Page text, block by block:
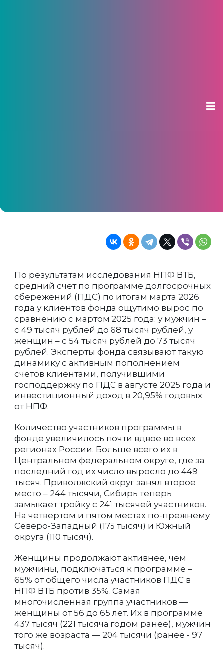
По результатам исследования НПФ ВТБ,
средний счет по программе долгосрочных
сбережений (ПДС) по итогам марта 2026
года у клиентов фонда ощутимо вырос по
сравнению с мартом 2025 года: у мужчин –
с 49 тысяч рублей до 68 тысяч рублей, у
женщин – с 54 тысяч рублей до 73 тысяч
рублей. Эксперты фонда связывают такую
динамику с активным пополнением
счетов клиентами, получившими
господдержку по ПДС в августе 2025 года и
инвестиционный доход в 20,95% годовых
от НПФ.
Количество участников программы в
фонде увеличилось почти вдвое во всех
регионах России. Больше всего их в
Центральном федеральном округе, где за
последний год их число выросло до 449
тысяч. Приволжский округ занял второе
место – 244 тысячи, Сибирь теперь
замыкает тройку с 241 тысячей участников.
На четвертом и пятом местах по-прежнему
Северо-Западный (175 тысяч) и Южный
округа (110 тысяч).
Женщины продолжают активнее, чем
мужчины, подключаться к программе –
65% от общего числа участников ПДС в
НПФ ВТБ против 35%. Самая
многочисленная группа участников —
женщины от 56 до 65 лет. Их в программе
437 тысяч (221 тысяча годом ранее), мужчин
того же возраста — 204 тысячи (ранее - 97
тысяч).